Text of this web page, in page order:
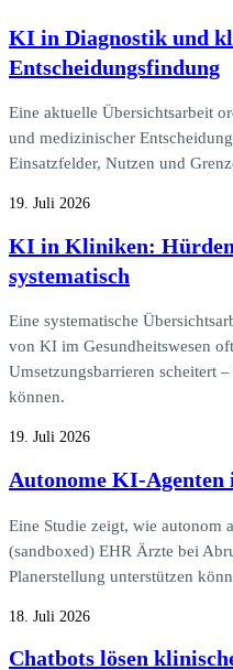
KI in Diagnostik und
Entscheidungsfindung
Eine aktuelle Übersichtsarbeit
und medizinischer
Einsatzfelder, Nutzen und
19. Juli 2026
KI in Kliniken:
systematisch
Eine systematische
von KI im Gesundheitswesen
Umsetzungsbarrieren scheitert
können.
19. Juli 2026
Autonome KI-Agenten
Eine Studie zeigt, wie autonom
(sandboxed) EHR Ärzte bei
Planerstellung unterstützen
18. Juli 2026
Chatbots lösen